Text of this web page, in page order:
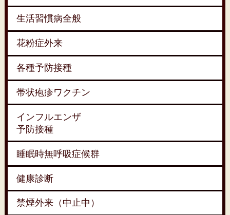
生活習慣病全般
花粉症外来
各種予防接種
帯状疱疹ワクチン
インフルエンザ
予防接種
睡眠時無呼吸症候群
健康診断
禁煙外来（中止中）